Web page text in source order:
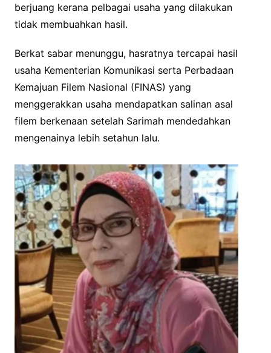
berjuang kerana pelbagai usaha yang dilakukan
tidak membuahkan hasil.
Berkat sabar menunggu, hasratnya tercapai hasil
usaha Kementerian Komunikasi serta Perbadaan
Kemajuan Filem Nasional (FINAS) yang
menggerakkan usaha mendapatkan salinan asal
filem berkenaan setelah Sarimah mendedahkan
mengenainya lebih setahun lalu.